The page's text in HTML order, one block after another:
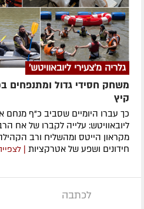
גלריה מ'צעירי ליובאוויטש'
קיץ
כך עברו היומיים שסביב כ"ף מנחם
ליובאוויטש: עלייה לקברו של אח
מקראון הייטס ומהשליח ורב
חידונים ושפע של אטרקציות |
לכתבה